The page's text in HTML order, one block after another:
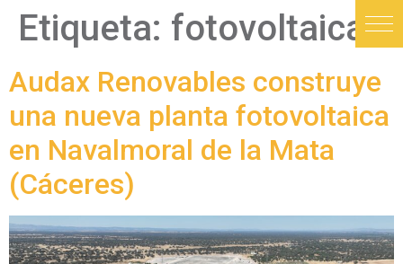
Etiqueta: fotovoltaica
Audax Renovables construye
una nueva planta fotovoltaica
en Navalmoral de la Mata
(Cáceres)